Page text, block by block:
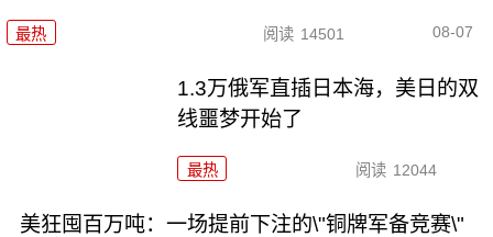
最热 阅读 14501 08-07
1.3万俄军直插日本海，美日的双
线噩梦开始了
最热 阅读 12044
美狂囤百万吨：一场提前下注的\"铜牌军备竞赛\"